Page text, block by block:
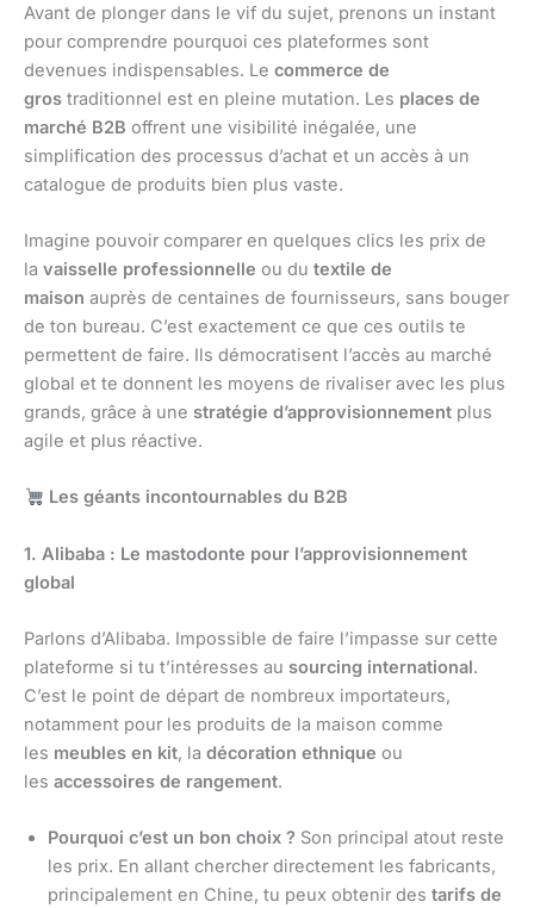
Avant de plonger dans le vif du sujet, prenons un instant
pour comprendre pourquoi ces plateformes sont
devenues indispensables. Le commerce de
gros traditionnel est en pleine mutation. Les places de
marché B2B offrent une visibilité inégalée, une
simplification des processus d’achat et un accès à un
catalogue de produits bien plus vaste.
Imagine pouvoir comparer en quelques clics les prix de
la vaisselle professionnelle ou du textile de
maison auprès de centaines de fournisseurs, sans bouger
de ton bureau. C’est exactement ce que ces outils te
permettent de faire. Ils démocratisent l’accès au marché
global et te donnent les moyens de rivaliser avec les plus
grands, grâce à une stratégie d’approvisionnement plus
agile et plus réactive.
Les géants incontournables du B2B
1. Alibaba : Le mastodonte pour l’approvisionnement
global
Parlons d’Alibaba. Impossible de faire l’impasse sur cette
plateforme si tu t’intéresses au sourcing international.
C’est le point de départ de nombreux importateurs,
notamment pour les produits de la maison comme
les meubles en kit, la décoration ethnique ou
les accessoires de rangement.
Pourquoi c’est un bon choix ? Son principal atout reste
les prix. En allant chercher directement les fabricants,
principalement en Chine, tu peux obtenir des tarifs de